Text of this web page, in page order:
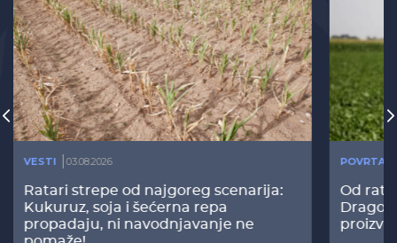
VESTI 03.08.2026
Ratari strepe od najgoreg scenarija:
Kukuruz, soja i šećerna repa
propadaju, ni navodnjavanje ne
Od